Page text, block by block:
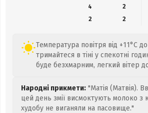
4
2
2
2
Температура повітря від +11°C до
тримайтеся в тіні у спекотні
буде безхмарним, легкий вітер
Народні прикмети: "Матія (Матвія).
цей день змії висмоктують молоко з
худобу не виганяли на пасовище."